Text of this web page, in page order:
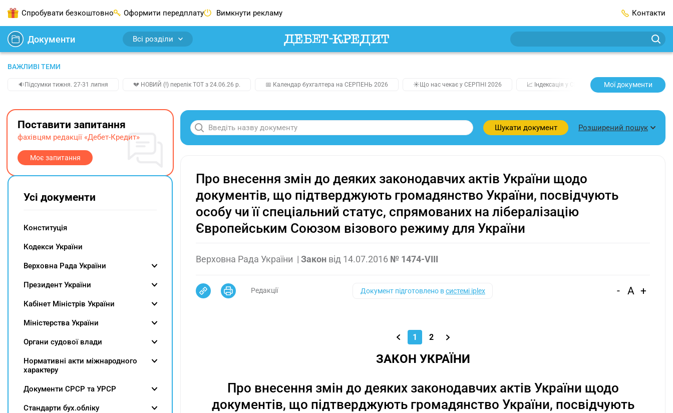
Спробувати безкоштовно Оформити передплату Вимкнути рекламу Контакти
Документи Всі розділи
ВАЖЛИВІ ТЕМИ
🔉Підсумки тижня. 27-31 липня 💔 НОВИЙ (!) перелік ТОТ з 24.06.26 р. 📅 Календар бухгалтера на СЕРПЕНЬ 2026 ☀️Що нас чекає у СЕРПНІ 2026 📈 Індексація у СЕРПНІ 2️⃣0️⃣2️⃣7️⃣ Усі
Мої документи
Шукати документ Розширений пошук
Про внесення змін до деяких законодавчих актів України щодо
документів, що підтверджують громадянство України, посвідчують
особу чи її спеціальний статус, спрямованих на лібералізацію
Європейським Союзом візового режиму для України
Верховна Рада України | Закон від 14.07.2016 № 1474-VIII
Редакції Документ підготовлено всистемі iplex - A +
1 2
ЗАКОН УКРАЇНИ
Про внесення змін до деяких законодавчих актів України щодо
документів, що підтверджують громадянство України, посвідчують
Поставити запитання
фахівцям редакції «Дебет-Кредит»
Моє запитання
Усі документи
Конституція
Кодекси України
Верховна Рада України
Президент України
Кабінет Міністрів України
Міністерства України
Органи судової влади
Нормативні акти міжнародного
характеру
Документи СРСР та УРСР
Cтандарти бух.обліку